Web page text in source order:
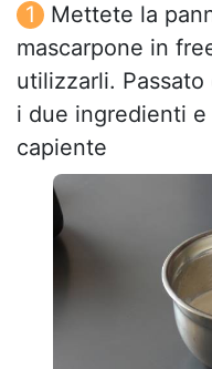
Mettete la
mascarpone in
utilizzarli.
i due ingredienti
capiente